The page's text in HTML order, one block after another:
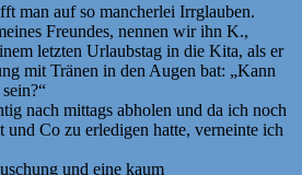
man auf so mancherlei Irrglauben.
Freundes, nennen wir ihn K.,
letzten Urlaubstag in die Kita, als er
mit Tränen in den Augen bat: „Kann
nach mittags abholen und da ich noch
und Co zu erledigen hatte, verneinte ich
und eine kaum